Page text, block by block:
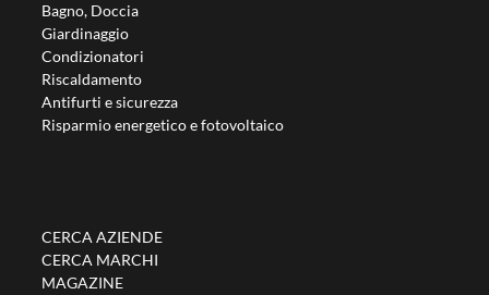
Bagno, Doccia
Giardinaggio
Condizionatori
Riscaldamento
Antifurti e sicurezza
Risparmio energetico e fotovoltaico
CERCA AZIENDE
CERCA MARCHI
MAGAZINE